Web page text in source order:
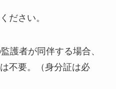
ださい。
護者が同伴する場合、
不要。（身分証は必